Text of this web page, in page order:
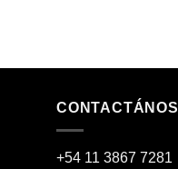
CONTACTÁNOS
+54 11 3867 7281